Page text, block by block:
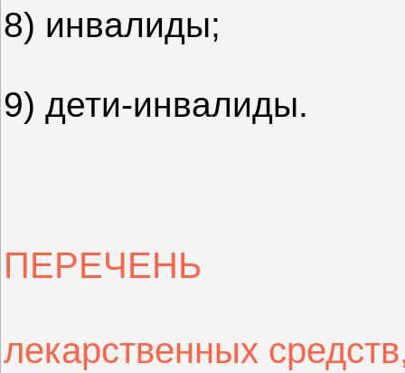
8) инвалиды;
9) дети-инвалиды.
ПЕРЕЧЕНЬ
лекарственных